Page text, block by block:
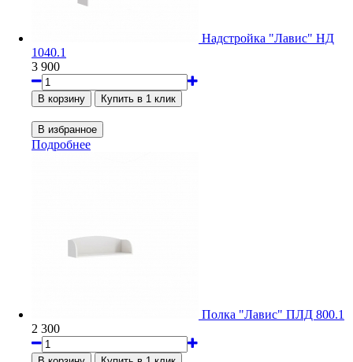
Надстройка "Лавис" НД
1040.1
3 900
Подробнее
Полка "Лавис" ПЛД 800.1
2 300